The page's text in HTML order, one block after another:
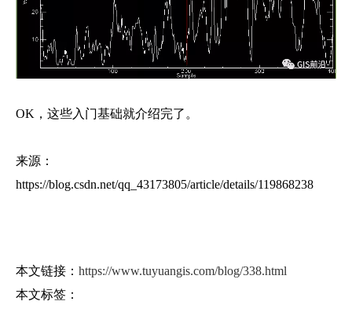
OK，这些入门基础就介绍完了。
来源：
https://blog.csdn.net/qq_43173805/article/details/119868238
本文链接： https://www.tuyuangis.com/blog/338.html
本文标签：